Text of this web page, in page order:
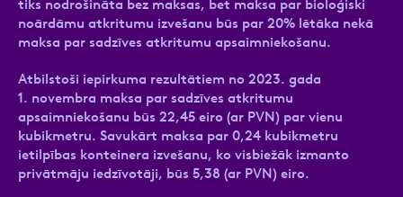
tiks nodrošināta bez maksas, bet maksa par bioloģiski
noārdāmu atkritumu izvešanu būs par 20% lētāka nekā
maksa par sadzīves atkritumu apsaimniekošanu.
Atbilstoši iepirkuma rezultātiem no 2023. gada
1. novembra maksa par sadzīves atkritumu
apsaimniekošanu būs 22,45 eiro (ar PVN) par vienu
kubikmetru. Savukārt maksa par 0,24 kubikmetru
ietilpības konteinera izvešanu, ko visbiežāk izmanto
privātmāju iedzīvotāji, būs 5,38 (ar PVN) eiro.